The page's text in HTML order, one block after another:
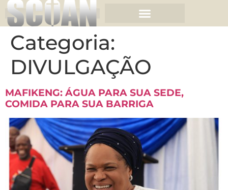
Categoria:
DIVULGAÇÃO
MAFIKENG: ÁGUA PARA SUA SEDE,
COMIDA PARA SUA BARRIGA